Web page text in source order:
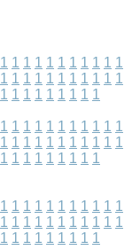
1 1 1 1 1 1 1 1 1 1 1
1 1 1 1 1 1 1 1 1 1 1
1 1 1 1 1 1 1 1 1
1 1 1 1 1 1 1 1 1 1 1
1 1 1 1 1 1 1 1 1 1 1
1 1 1 1 1 1 1 1 1
1 1 1 1 1 1 1 1 1 1 1
1 1 1 1 1 1 1 1 1 1 1
1 1 1 1 1 1 1 1 1